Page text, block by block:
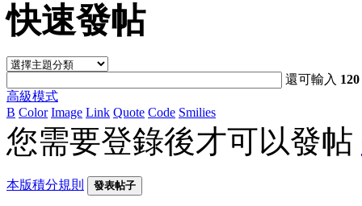
快速發帖
還可輸入 120
高級模式
B Color Image Link Quote Code Smilies
您需要登錄後才可以發帖
本版積分規則 發表帖子